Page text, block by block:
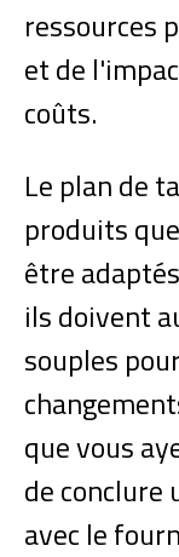
ressources
et de
coûts.
Le plan de
produits
être
ils doivent
souples
que vous
de
avec le